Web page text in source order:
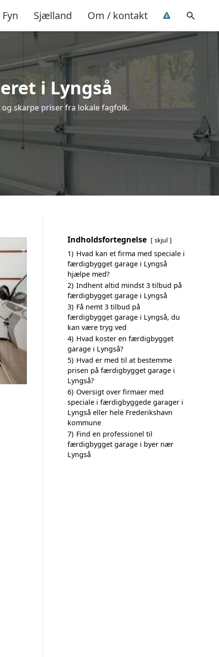
Fyn Sjælland Om / kontakt
i Lyngså
skarpe priser fra lokale fagfolk.
Indholdsfortegnelse skjul
1) Hvad kan et firma med speciale i
færdigbygget garage i Lyngså
hjælpe med?
2) Indhent altid mindst 3 tilbud på
færdigbygget garage i Lyngså
3) Få nemt 3 tilbud på
færdigbygget garage i Lyngså, du
kan være tryg ved
4) Hvad koster en færdigbygget
garage i Lyngså?
5) Hvad er med til at bestemme
prisen på færdigbygget garage i
Lyngså?
6) Oversigt over firmaer med
speciale i færdigbyggede garager i
Lyngså eller hele Frederikshavn
kommune
7) Find en professionel til
færdigbygget garage i byer nær
Lyngså